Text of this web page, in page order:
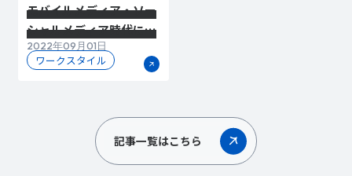
モバイルメディア・ソー
シャルメディア時代に加
速するワークスタイルと
その価値とは
2022年09月01日
ワークスタイル
記事一覧はこちら